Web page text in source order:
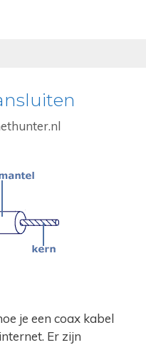
je een coax kabel
Er zijn